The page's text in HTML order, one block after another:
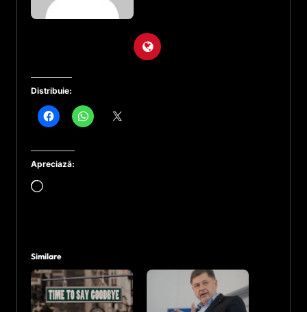
Distribuie:
Apreciază:
Încarc...
Similare